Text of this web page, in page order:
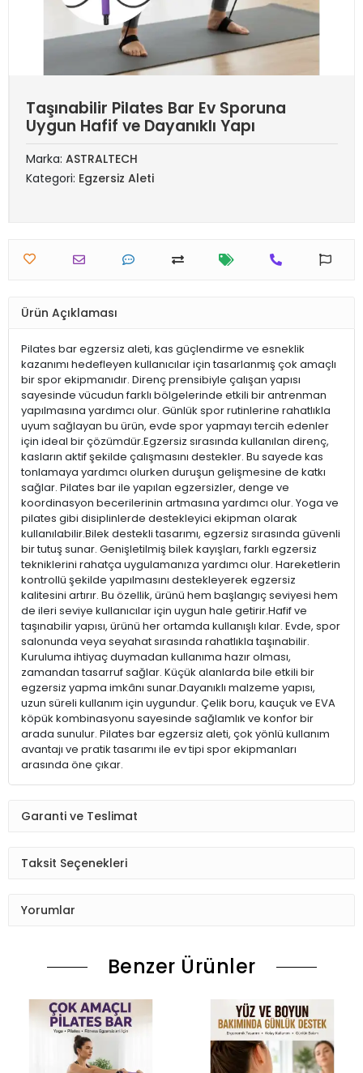
Taşınabilir Pilates Bar Ev Sporuna
Uygun Hafif ve Dayanıklı Yapı
Marka: ASTRALTECH
Kategori: Egzersiz Aleti
Ürün Açıklaması
Pilates bar egzersiz aleti, kas güçlendirme ve esneklik
kazanımı hedefleyen kullanıcılar için tasarlanmış çok amaçlı
bir spor ekipmanıdır. Direnç prensibiyle çalışan yapısı
sayesinde vücudun farklı bölgelerinde etkili bir antrenman
yapılmasına yardımcı olur. Günlük spor rutinlerine rahatlıkla
uyum sağlayan bu ürün, evde spor yapmayı tercih edenler
için ideal bir çözümdür.Egzersiz sırasında kullanılan direnç,
kasların aktif şekilde çalışmasını destekler. Bu sayede kas
tonlamaya yardımcı olurken duruşun gelişmesine de katkı
sağlar. Pilates bar ile yapılan egzersizler, denge ve
koordinasyon becerilerinin artmasına yardımcı olur. Yoga ve
pilates gibi disiplinlerde destekleyici ekipman olarak
kullanılabilir.Bilek destekli tasarımı, egzersiz sırasında güvenli
bir tutuş sunar. Genişletilmiş bilek kayışları, farklı egzersiz
tekniklerini rahatça uygulamanıza yardımcı olur. Hareketlerin
kontrollü şekilde yapılmasını destekleyerek egzersiz
kalitesini artırır. Bu özellik, ürünü hem başlangıç seviyesi hem
de ileri seviye kullanıcılar için uygun hale getirir.Hafif ve
taşınabilir yapısı, ürünü her ortamda kullanışlı kılar. Evde, spor
salonunda veya seyahat sırasında rahatlıkla taşınabilir.
Kuruluma ihtiyaç duymadan kullanıma hazır olması,
zamandan tasarruf sağlar. Küçük alanlarda bile etkili bir
egzersiz yapma imkânı sunar.Dayanıklı malzeme yapısı,
uzun süreli kullanım için uygundur. Çelik boru, kauçuk ve EVA
köpük kombinasyonu sayesinde sağlamlık ve konfor bir
arada sunulur. Pilates bar egzersiz aleti, çok yönlü kullanım
avantajı ve pratik tasarımı ile ev tipi spor ekipmanları
arasında öne çıkar.
Garanti ve Teslimat
Taksit Seçenekleri
Yorumlar
Benzer Ürünler